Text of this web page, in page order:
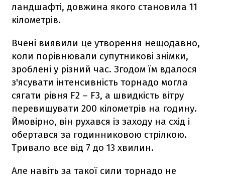
ландшафті, довжина якого становила 11
кілометрів.
Вчені виявили це утворення нещодавно,
коли порівнювали супутникові знімки,
зроблені у різний час. Згодом їм вдалося
з'ясувати інтенсивність торнадо могла
сягати рівня F2 – F3, а швидкість вітру
перевищувати 200 кілометрів на годину.
Ймовірно, він рухався із заходу на схід і
обертався за годинниковою стрілкою.
Тривало все від 7 до 13 хвилин.
Але навіть за такої сили торнадо не